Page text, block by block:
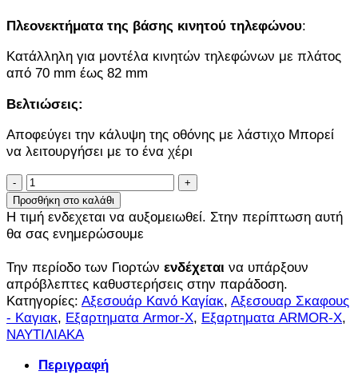
Πλεονεκτήματα της βάσης κινητού τηλεφώνου:
Κατάλληλη για μοντέλα κινητών τηλεφώνων με πλάτος
από 70 mm έως 82 mm
Βελτιώσεις:
Αποφεύγει την κάλυψη της οθόνης με λάστιχο Μπορεί
να λειτουργήσει με το ένα χέρι
Βάση
Κινητού
ARMOR-
X
ποσότητα
Προσθήκη στο καλάθι
Η τιμή ενδεχεται να αυξομειωθεί. Στην περίπτωση αυτή
θα σας ενημερώσουμε
Την περίοδο των Γιορτών ενδέχεται να υπάρξουν
απρόβλεπτες καθυστερήσεις στην παράδοση.
Κατηγορίες: Αξεσουάρ Κανό Καγίακ, Αξεσουαρ Σκαφους
- Καγιακ, Εξαρτηματα Armor-X, Εξαρτηματα ARMOR-X,
ΝΑΥΤΙΛΙΑΚΑ
Περιγραφή